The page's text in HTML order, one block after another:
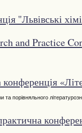
"Львівські
and Practice
конференція
та порівняльного